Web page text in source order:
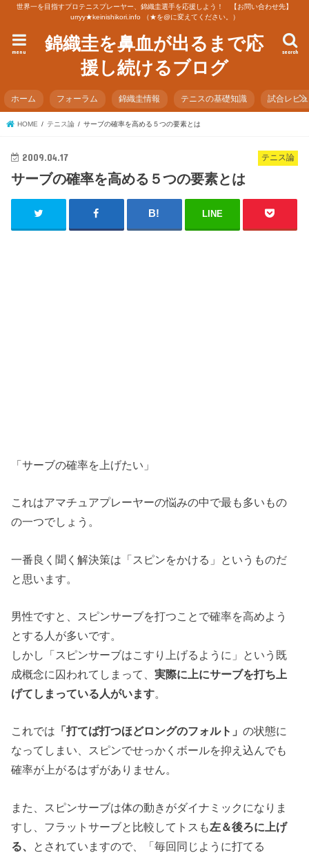
世界一を目指すプロテニスプレーヤー、錦織圭選手を応援しよう！ 【お問い合わせ先】
urryy★keinishikori.info （★を@に変えてください。）
錦織圭を鼻血が出るまで応
援し続けるブログ
search
menu
ホーム フォーラム 錦織圭情報 テニスの基礎知識 試合レビ
HOME テニス論 サーブの確率を高める５つの要素とは
テニス論
2009.04.17
サーブの確率を高める５つの要素とは
LINE
「サーブの確率を上げたい」
これはアマチュアプレーヤーの悩みの中で最も多いもの
の一つでしょう。
一番良く聞く解決策は「スピンをかける」というものだ
と思います。
男性ですと、スピンサーブを打つことで確率を高めよう
とする人が多いです。
しかし「スピンサーブはこすり上げるように」という既
成概念に囚われてしまって、実際に上にサーブを打ち上
げてしまっている人がいます。
これでは 「打てば打つほどロングのフォルト」の状態に
なってしまい、スピンでせっかくボールを抑え込んでも
確率が上がるはずがありません。
また、スピンサーブは体の動きがダイナミックになりま
すし、フラットサーブと比較してトスも左＆後ろに上げ
る、 とされていますので、「毎回同じように打てる